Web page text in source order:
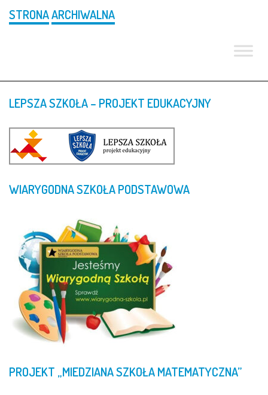
STRONAARCHIWALNA
LEPSZASZKOŁA– PROJEKT EDUKACYJNY
WIARYGODNASZKOŁAPODSTAWOWA
PROJEKT „MIEDZIANASZKOŁAMATEMATYCZNA”